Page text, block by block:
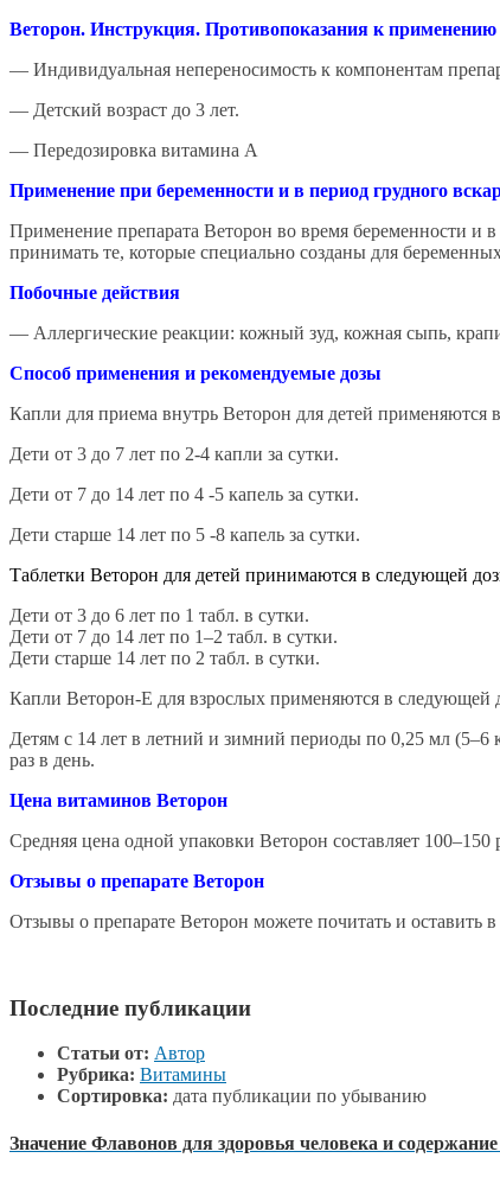
Веторон. Инструкция. Противопоказания к применению
— Индивидуальная непереносимость к компонентам
— Детский возраст до 3 лет.
— Передозировка витамина А
Применение при беременности и в период грудного
Применение препарата Веторон во время беременности и
принимать те, которые специально созданы для
Побочные действия
— Аллергические реакции: кожный зуд, кожная сыпь,
Способ применения и рекомендуемые дозы
Капли для приема внутрь Веторон для детей применяются
Дети от 3 до 7 лет по 2-4 капли за сутки.
Дети от 7 до 14 лет по 4 -5 капель за сутки.
Дети старше 14 лет по 5 -8 капель за сутки.
Таблетки Веторон для детей принимаются в следующей
Дети от 3 до 6 лет по 1 табл. в сутки.
Дети от 7 до 14 лет по 1–2 табл. в сутки.
Дети старше 14 лет по 2 табл. в сутки.
Капли Веторон-Е для взрослых применяются в следующей
Детям с 14 лет в летний и зимний периоды по 0,25 мл (5–6
раз в день.
Цена витаминов Веторон
Средняя цена одной упаковки Веторон составляет 100–150
Отзывы о препарате Веторон
Отзывы о препарате Веторон можете почитать и оставить
Последние публикации
Статьи от: Автор
Рубрика: Витамины
Сортировка: дата публикации по убыванию
Значение Флавонов для здоровья человека и